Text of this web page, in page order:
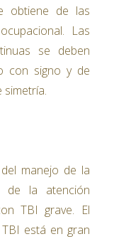
obtiene de las
Las
se deben
con signo y de
manejo de la
de la atención
TBI grave. El
está en gran